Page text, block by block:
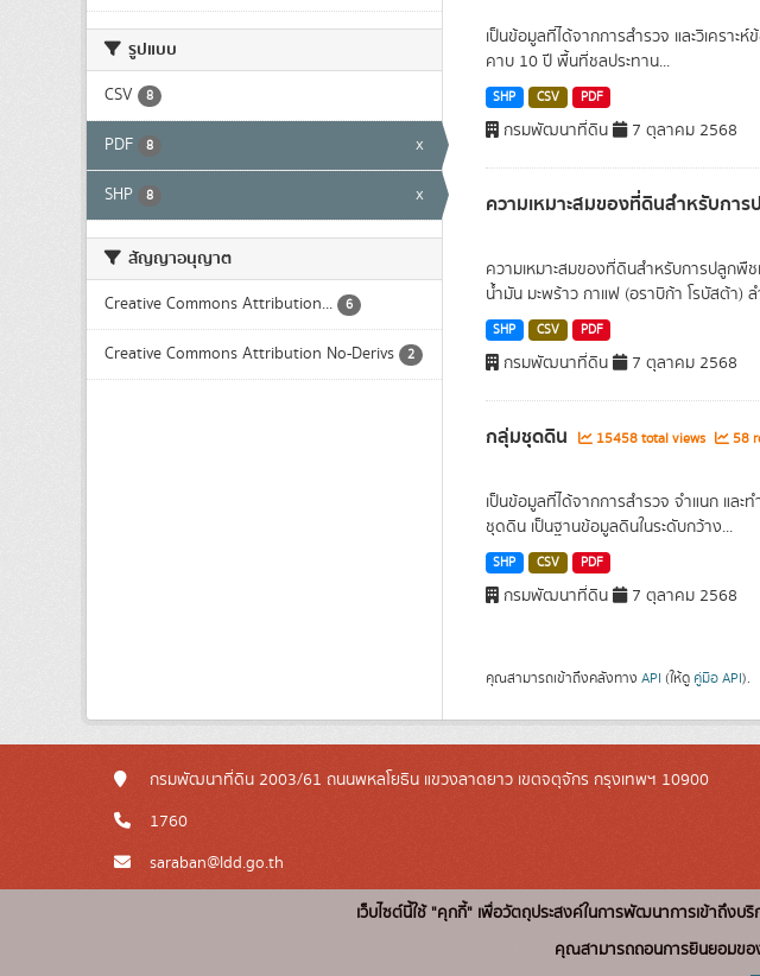
รูปแบบ
CSV 8
PDF 8 x
SHP 8 x
สัญญาอนุญาต
Creative Commons Attribution... 6
Creative Commons Attribution No-Derivs 2
เป็นข้อมูลที่ได้จากการสำรวจ และวิเครา
คาบ 10 ปี พื้นที่ชลประทาน...
SHP CSV PDF
กรมพัฒนาที่ดิน 7 ตุลาคม 2568
ความเหมาะสมของที่ดินสำหรับกา
ความเหมาะสมของที่ดินสำหรับการปลูกพื
น้ำมัน มะพร้าว กาแฟ (อราบิก้า โรบัสต้า) ล
SHP CSV PDF
กรมพัฒนาที่ดิน 7 ตุลาคม 2568
กลุ่มชุดดิน 15458 total views 58
เป็นข้อมูลที่ได้จากการสำรวจ จำแนก แล
ชุดดิน เป็นฐานข้อมูลดินในระดับกว้าง...
SHP CSV PDF
กรมพัฒนาที่ดิน 7 ตุลาคม 2568
คุณสามารถเข้าถึงคลังทาง API (ให้ดู คู่มือ API).
กรมพัฒนาที่ดิน 2003/61 ถนนพหลโยธิน แขวงลาดยาว เขตจตุจักร กรุงเทพฯ 10900
1760
saraban@ldd.go.th
เว็บไซต์นี้ใช้ "คุกกี้" เพื่อวัตถุประสงค์ในการพัฒนาการเข้าถึง
คุณสามารถถอนการยินยอมขอ